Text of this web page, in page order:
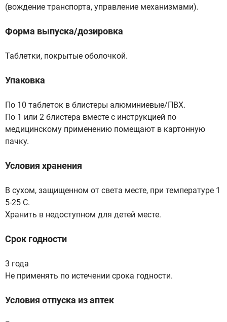
(вождение транспорта, управление механизмами).
Форма выпуска/дозировка
Таблетки, покрытые оболочкой.
Упаковка
По 10 таблеток в блистеры алюминиевые/ПВХ.
По 1 или 2 блистера вместе с инструкцией по
медицинскому применению помещают в картонную
пачку.
Условия хранения
В сухом, защищенном от света месте, при температуре 1
5-25 С.
Хранить в недоступном для детей месте.
Срок годности
3 года
Не применять по истечении срока годности.
Условия отпуска из аптек